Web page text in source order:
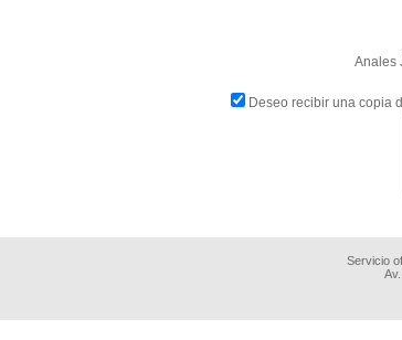
Anales
Deseo recibir una copia
Servicio